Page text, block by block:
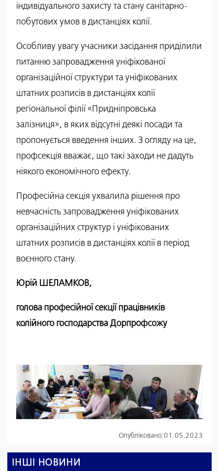
індивідуального захисту та стану санітарно-
побутових умов в дистанціях колії.
Особливу увагу учасники засідання приділили
питанню запровадження уніфікованої
організаційної структури та уніфікованих
штатних розписів в дистанціях колії
регіональної філії «Придніпровська
залізниця», в яких відсутні деякі посади та
пропонується введення інших. З огляду на це,
профсекція вважає, що такі заходи не дадуть
ніякого економічного ефекту.
Професійна секція ухвалила рішення про
невчасність запровадження уніфікованих
організаційних структур і уніфікованих
штатних розписів в дистанціях колії в період
воєнного стану.
Юрій ШЕЛАМКОВ,
голова професійної секції працівників
колійного господарства Дорпрофсожу
Опубліковано:01.05.2023
ІНШІ НОВИНИ